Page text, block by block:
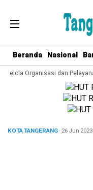
Beranda Nasional
Organisasi dan
KOTA TANGERANG· 26 Jun 2023